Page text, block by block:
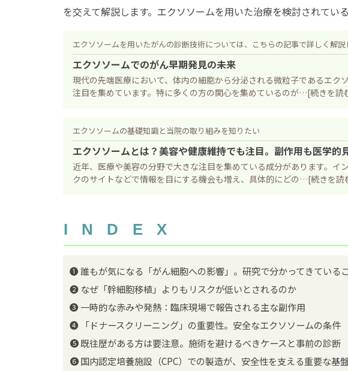
を交えて解説します。エクソソームを用いた治療を検討されてい
エクソソームを用いたがんの診断技術については、こちらの記事で詳しく解説
エクソソームでのがん早期発見の未来
現代の先端医療において、体内の細胞から分泌される微粒子であるエク
注目を集めています。特に多くの方の関心を集めているのが…[続きを読
エクソソームの基礎知識と当院の取り組みを知りたい
エクソソームとは？美容や健康維持でも注目。副作用も医学的
近年、医療や美容の分野で大きな注目を集めている成分があります。イ
クのサイトなどで情報を目にする機会も増え、具体的にどの…[続きを読
INDEX
❶ 誰もが気になる「がん細胞への影響」。研究で分かってきている
❷ なぜ「幹細胞移植」よりもリスクが低いとされるのか
❸ 一時的な赤みや発熱：臨床現場で報告される主な副作用
❹ 「ドナースクリーニング」の重要性。安全なエクソソームの条件
❺ 既往歴がある方は要注意。施術を避けるべきケースと事前の診断
❻ 国内認定培養施設（CPC）での製造が、安全性を支える重要な基